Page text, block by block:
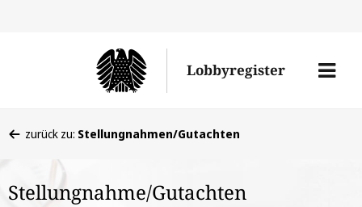
Lobbyregister
Menü
befinden
hier:
zurück zu: Stellungnahmen/Gutachten
Stellungnahme/Gutachten